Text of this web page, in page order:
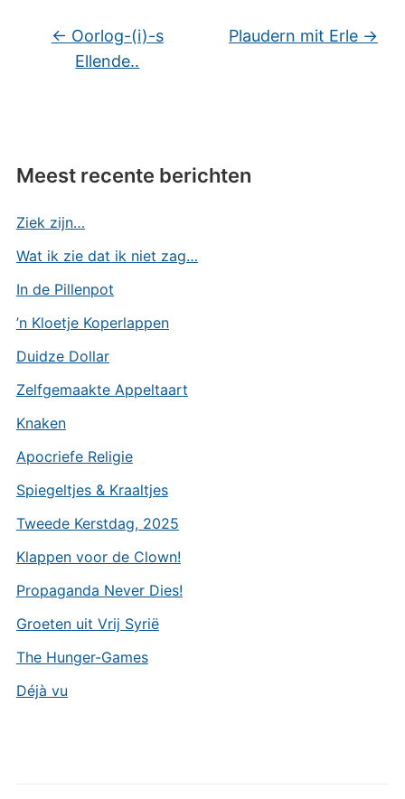
← Oorlog-(i)-s
Ellende..
Plaudern mit Erle →
Meest recente berichten
Ziek zijn…
Wat ik zie dat ik niet zag…
In de Pillenpot
’n Kloetje Koperlappen
Duidze Dollar
Zelfgemaakte Appeltaart
Knaken
Apocriefe Religie
Spiegeltjes & Kraaltjes
Tweede Kerstdag, 2025
Klappen voor de Clown!
Propaganda Never Dies!
Groeten uit Vrij Syrië
The Hunger-Games
Déjà vu